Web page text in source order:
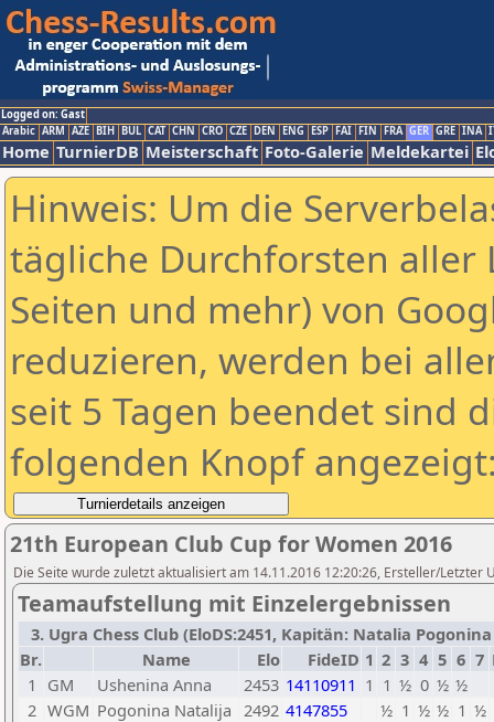
Logged on: Gast
Arabic ARM AZE BIH BUL CAT CHN CRO CZE DEN ENG ESP FAI FIN FRA GER GRE INA
Home TurnierDB Meisterschaft Foto-Galerie Meldekartei
Hinweis: Um die
tägliche Durchforsten aller
Seiten und mehr) von
reduzieren, werden bei
seit 5 Tagen beendet sind
folgenden Knopf
21th European Club Cup for Women 2016
Die Seite wurde zuletzt aktualisiert am 14.11.2016 12:20:26, Ersteller/Letzter
Teamaufstellung mit Einzelergebnissen
3. Ugra Chess Club (EloDS:2451, Kapitän: Natalia
Br.
Name Elo FideID 1 2 3 4 5 6 7
1
GM Ushenina Anna 2453 14110911 1 1 ½ 0 ½ ½
2 WGM Pogonina Natalija 2492 4147855 ½ 1 ½ ½ 1 ½